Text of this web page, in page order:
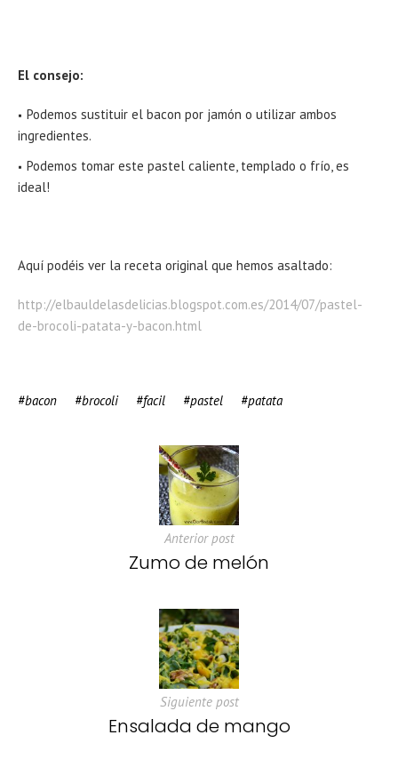
El consejo:
Podemos sustituir el bacon por jamón o utilizar ambos
ingredientes.
Podemos tomar este pastel caliente, templado o frío, es
ideal!
Aquí podéis ver la receta original que hemos asaltado:
http://elbauldelasdelicias.blogspot.com.es/2014/07/pastel-
de-brocoli-patata-y-bacon.html
bacon brocoli facil pastel patata
Anterior post
Zumo de melón
Siguiente post
Ensalada de mango